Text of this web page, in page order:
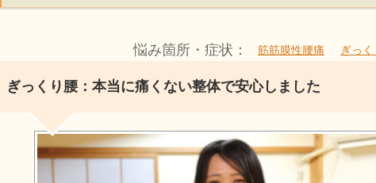
悩み箇所・症状： 筋筋膜性腰痛 ぎっ
ぎっくり腰：本当に痛くない整体で安心しました